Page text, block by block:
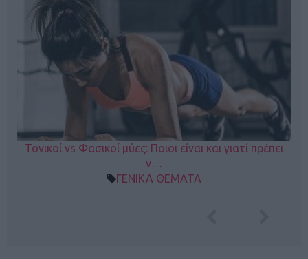
Τονικοί vs Φασικοί μύες: Ποιοι είναι και γιατί πρέπει
ν…
ΓΕΝΙΚΑ ΘΕΜΑΤΑ